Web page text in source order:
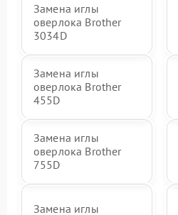
Замена иглы
оверлока Brother
3034D
Замена иглы
оверлока Brother
455D
Замена иглы
оверлока Brother
755D
Замена иглы